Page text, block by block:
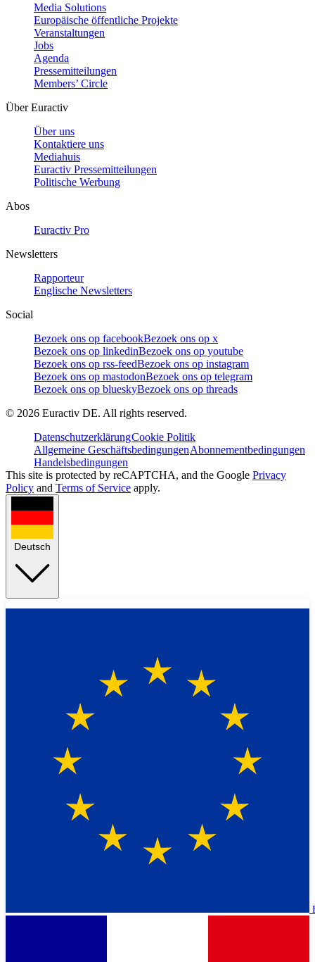
Media Solutions
Europäische öffentliche Projekte
Veranstaltungen
Jobs
Agenda
Pressemitteilungen
Members’ Circle
Über Euractiv
Über uns
Kontaktiere uns
Mediahuis
Euractiv Pressemitteilungen
Politische Werbung
Abos
Euractiv Pro
Newsletters
Rapporteur
Englische Newsletters
Social
Bezoek ons op facebookBezoek ons op x
Bezoek ons op linkedinBezoek ons op youtube
Bezoek ons op rss-feedBezoek ons op instagram
Bezoek ons op mastodonBezoek ons op telegram
Bezoek ons op blueskyBezoek ons op threads
© 2026 Euractiv DE. All rights reserved.
DatenschutzerklärungCookie Politik
Allgemeine GeschäftsbedingungenAbonnementbedingungen
Handelsbedingungen
This site is protected by reCAPTCHA, and the Google Privacy
Policy and Terms of Service apply.
Deutsch